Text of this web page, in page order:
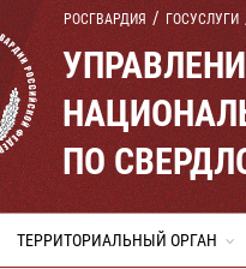
РОСГВАРДИЯ ГОСУСЛУГИ
ПО
ТЕРРИТОРИАЛЬНЫЙ ОРГАН